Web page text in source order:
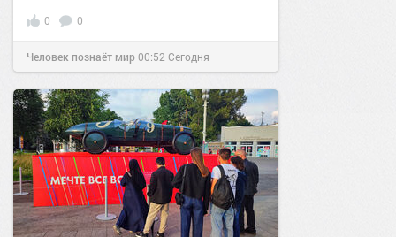
0 0
Человек познаёт мир00:52 Сегодня